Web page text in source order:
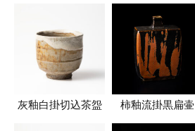
灰釉白掛切込茶盌 柿釉流掛黒扁壷